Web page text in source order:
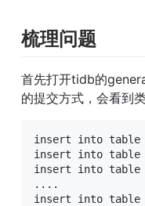
梳理问题
首先打开tidb的
的提交方式，会看到
insert into
insert into
insert into
....
insert into